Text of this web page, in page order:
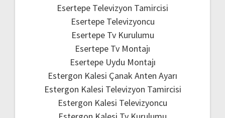
Esertepe Televizyon Tamircisi
Esertepe Televizyoncu
Esertepe Tv Kurulumu
Esertepe Tv Montajı
Esertepe Uydu Montajı
Estergon Kalesi Çanak Anten Ayarı
Estergon Kalesi Televizyon Tamircisi
Estergon Kalesi Televizyoncu